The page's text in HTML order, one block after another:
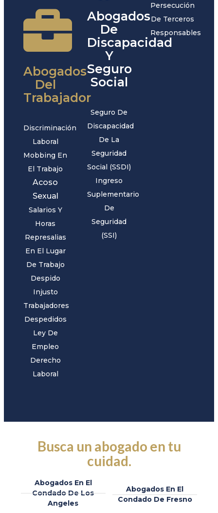
Abogados
Del
Trabajador
Discriminación
Laboral
Mobbing En
El Trabajo
Acoso
Sexual
Salarios Y
Horas
Represalias
En El Lugar
De Trabajo
Despido
Injusto
Trabajadores
Despedidos
Ley De
Empleo
Derecho
Laboral
Abogados
De
Discapacidad
Y
Seguro
Social
Seguro De
Discapacidad
De La
Seguridad
Social (SSDI)
Ingreso
Suplementario
De
Seguridad
(SSI)
Persecución
De Terceros
Responsables
Busca un abogado en tu
cuidad.
Abogados En El
Condado De Los
Angeles
Abogados En El
Condado De Fresno